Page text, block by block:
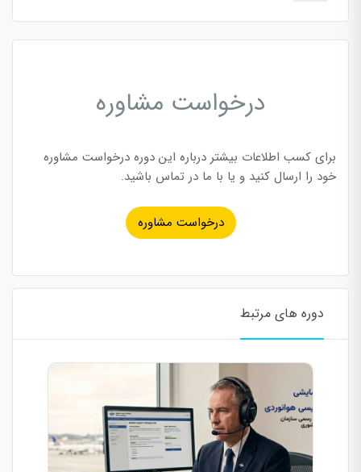
درخواست مشاوره
برای کسب اطلاعات بیشتر درباره این دوره درخواست مشاوره
خود را ارسال کنید و یا با ما در تماس باشید.
درخواست مشاوره
دوره های مرتبط